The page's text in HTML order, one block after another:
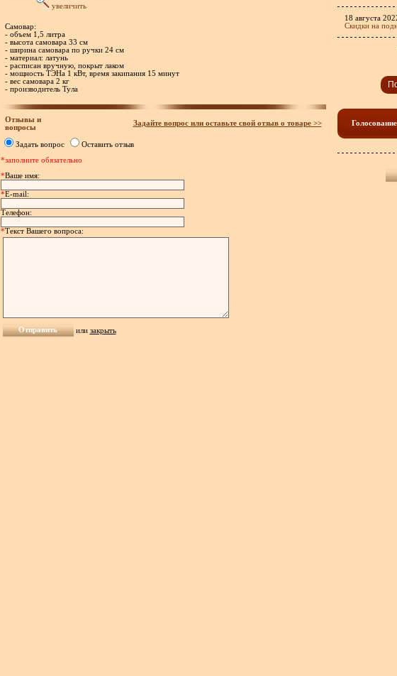
увеличить
Самовар:
- объем 1,5 литра
- высота самовара 33 см
- ширина самовара по ручки 24 см
- материал: латунь
- расписан вручную, покрыт лаком
- мощность ТЭНа 1 кВт, время закипания 15 минут
- вес самовара 2 кг
- производитель Тула
Отзывы и
вопросы
Задайте вопрос или оставьте свой отзыв о товаре >>
Задать вопрос
Оставить отзыв
*заполните обязательно
*Ваше имя:
*E-mail:
Телефон:
*Текст Вашего вопроса:
или закрыть
18 августа
Скидки на
Голосование